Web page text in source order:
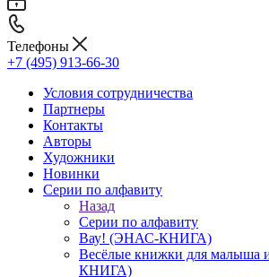
Телефоны
+7 (495) 913-66-30
Условия сотрудничества
Партнеры
Контакты
Авторы
Художники
Новинки
Серии по алфавиту
Назад
Серии по алфавиту
Вау! (ЭНАС-КНИГА)
Весёлые книжки для
КНИГА)